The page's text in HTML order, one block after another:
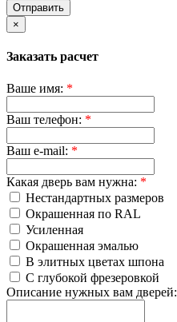
Отправить
×
Заказать расчет
Ваше имя: *
Ваш телефон: *
Ваш e-mail: *
Какая дверь вам нужна: *
Нестандартных размеров
Окрашенная по RAL
Усиленная
Окрашенная эмалью
В элитных цветах шпона
С глубокой фрезеровкой
Описание нужных вам дверей: